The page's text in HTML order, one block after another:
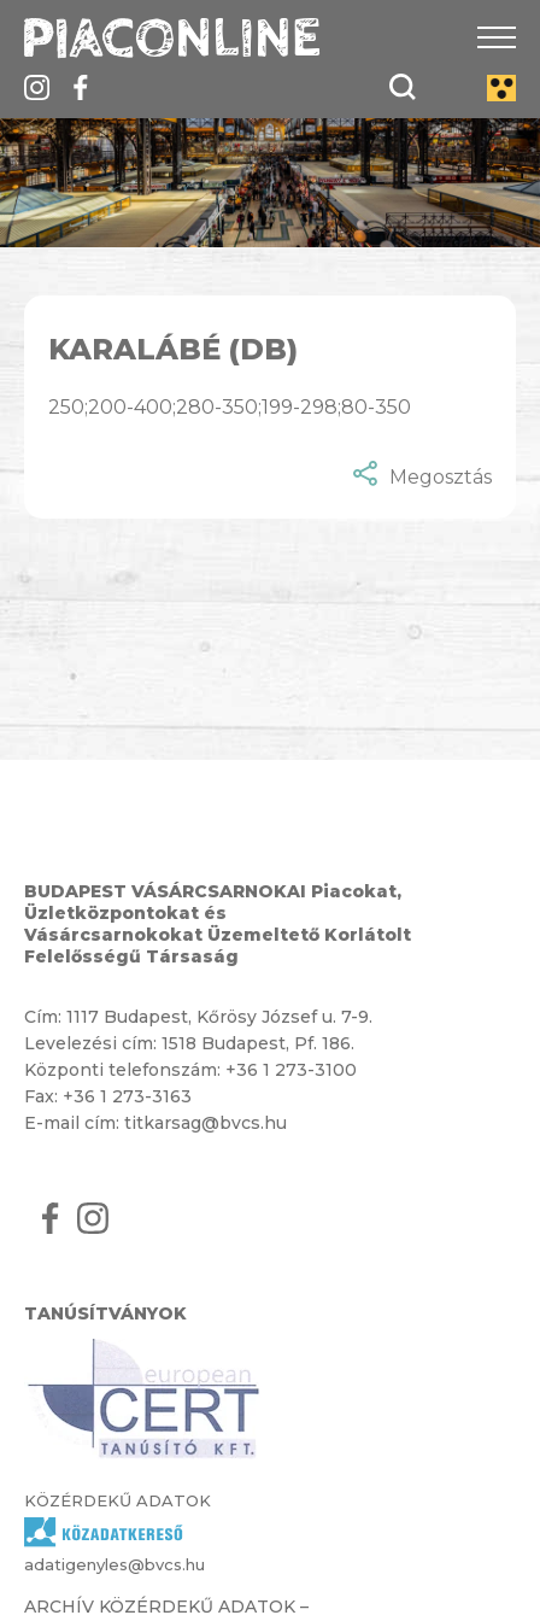
KARALÁBÉ (DB)
250;200-400;280-350;199-298;80-350
Megosztás
BUDAPEST VÁSÁRCSARNOKAI Piacokat,
Üzletközpontokat és
Vásárcsarnokokat Üzemeltető Korlátolt
Felelősségű Társaság
Cím: 1117 Budapest, Kőrösy József u. 7-9.
Levelezési cím: 1518 Budapest, Pf. 186.
Központi telefonszám: +36 1 273-3100
Fax: +36 1 273-3163
E-mail cím: titkarsag@bvcs.hu
TANÚSÍTVÁNYOK
KÖZÉRDEKŰ ADATOK
adatigenyles@bvcs.hu
ARCHÍV KÖZÉRDEKŰ ADATOK –